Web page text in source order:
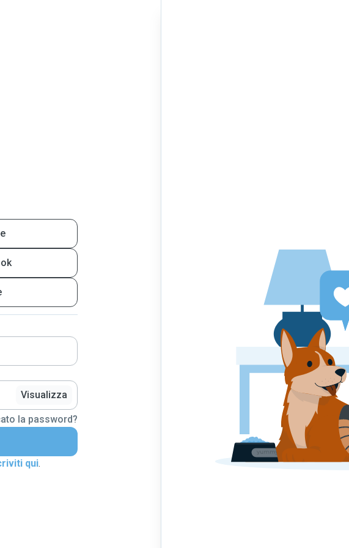
Visualizza
la password?
qui.